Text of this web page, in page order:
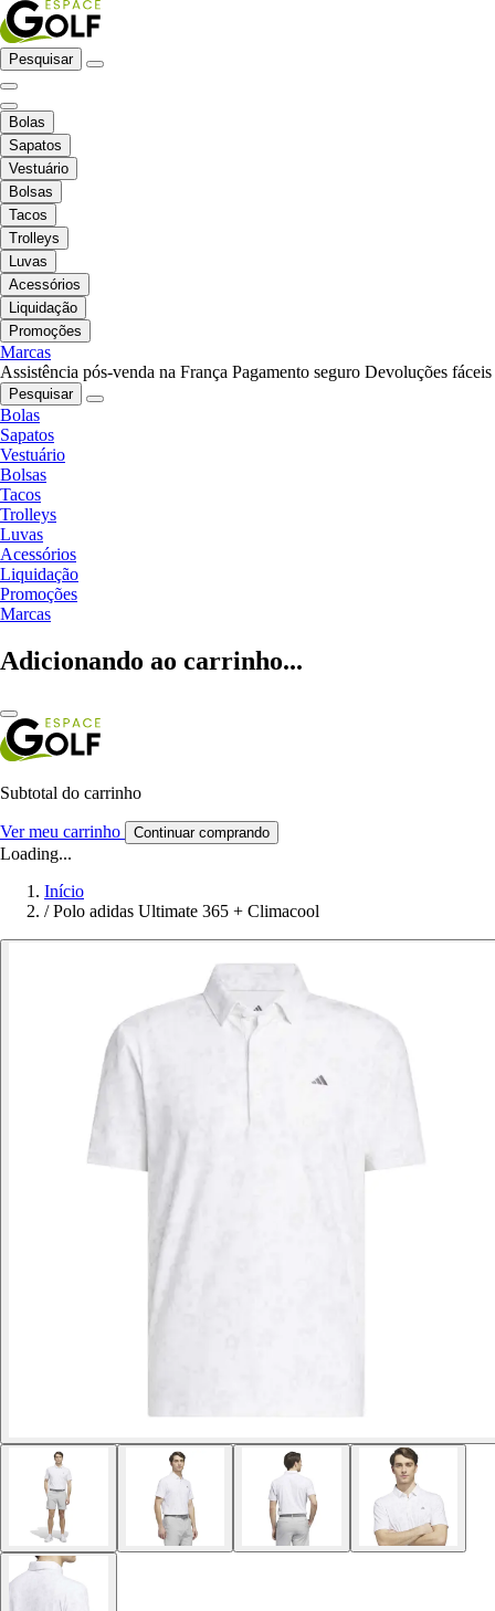
Pesquisar
Bolas
Sapatos
Vestuário
Bolsas
Tacos
Trolleys
Luvas
Acessórios
Liquidação
Promoções
Marcas
Assistência pós-venda na França Pagamento seguro Devoluções fáceis
Pesquisar
Bolas
Sapatos
Vestuário
Bolsas
Tacos
Trolleys
Luvas
Acessórios
Liquidação
Promoções
Marcas
Adicionando ao carrinho...
Subtotal do carrinho
Ver meu carrinho Continuar comprando
Loading...
Início
/ Polo adidas Ultimate 365 + Climacool